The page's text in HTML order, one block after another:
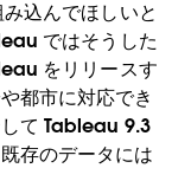
込んでほしいと
ではそうした
をリリースす
都市に対応でき
て Tableau 9.3
存のデータには